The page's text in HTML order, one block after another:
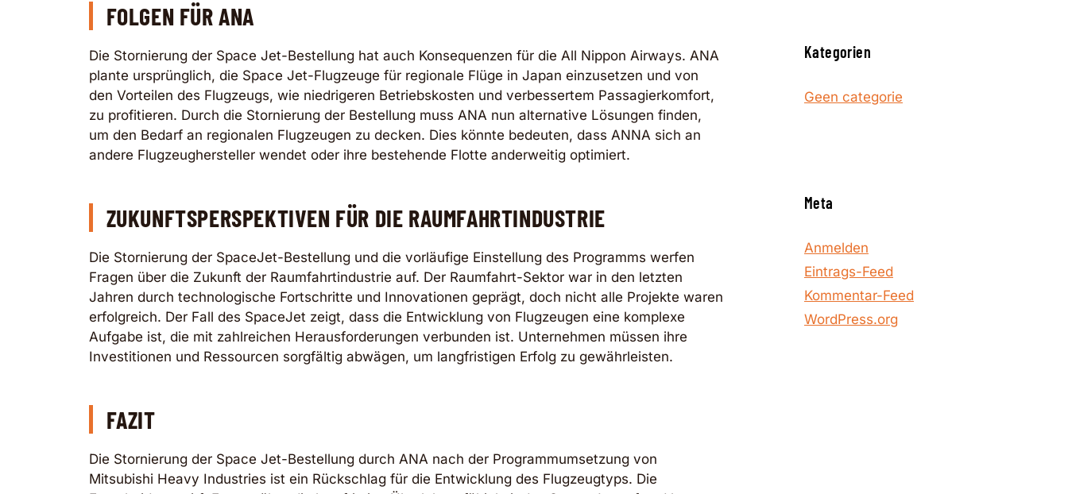
FOLGEN FÜR ANA
Die Stornierung der Space Jet-Bestellung hat auch Konsequenzen für die All Nippon Airways. ANA
plante ursprünglich, die Space Jet-Flugzeuge für regionale Flüge in Japan einzusetzen und von
den Vorteilen des Flugzeugs, wie niedrigeren Betriebskosten und verbessertem Passagierkomfort,
zu profitieren. Durch die Stornierung der Bestellung muss ANA nun alternative Lösungen finden,
um den Bedarf an regionalen Flugzeugen zu decken. Dies könnte bedeuten, dass ANNA sich an
andere Flugzeughersteller wendet oder ihre bestehende Flotte anderweitig optimiert.
ZUKUNFTSPERSPEKTIVEN FÜR DIE RAUMFAHRTINDUSTRIE
Die Stornierung der SpaceJet-Bestellung und die vorläufige Einstellung des Programms werfen
Fragen über die Zukunft der Raumfahrtindustrie auf. Der Raumfahrt-Sektor war in den letzten
Jahren durch technologische Fortschritte und Innovationen geprägt, doch nicht alle Projekte waren
erfolgreich. Der Fall des SpaceJet zeigt, dass die Entwicklung von Flugzeugen eine komplexe
Aufgabe ist, die mit zahlreichen Herausforderungen verbunden ist. Unternehmen müssen ihre
Investitionen und Ressourcen sorgfältig abwägen, um langfristigen Erfolg zu gewährleisten.
FAZIT
Die Stornierung der Space Jet-Bestellung durch ANA nach der Programmumsetzung von
Mitsubishi Heavy Industries ist ein Rückschlag für die Entwicklung des Flugzeugtyps. Die
Kategorien
Geen categorie
Meta
Anmelden
Eintrags-Feed
Kommentar-Feed
WordPress.org